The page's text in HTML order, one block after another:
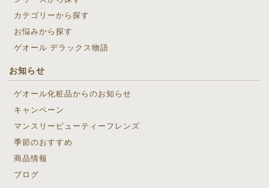
カテゴリーから探す
お悩みから探す
ゲオール デラックス物語
お知らせ
ゲオール化粧品からのお知らせ
キャンペーン
マンスリービューティーフレンズ
季節のおすすめ
商品情報
ブログ